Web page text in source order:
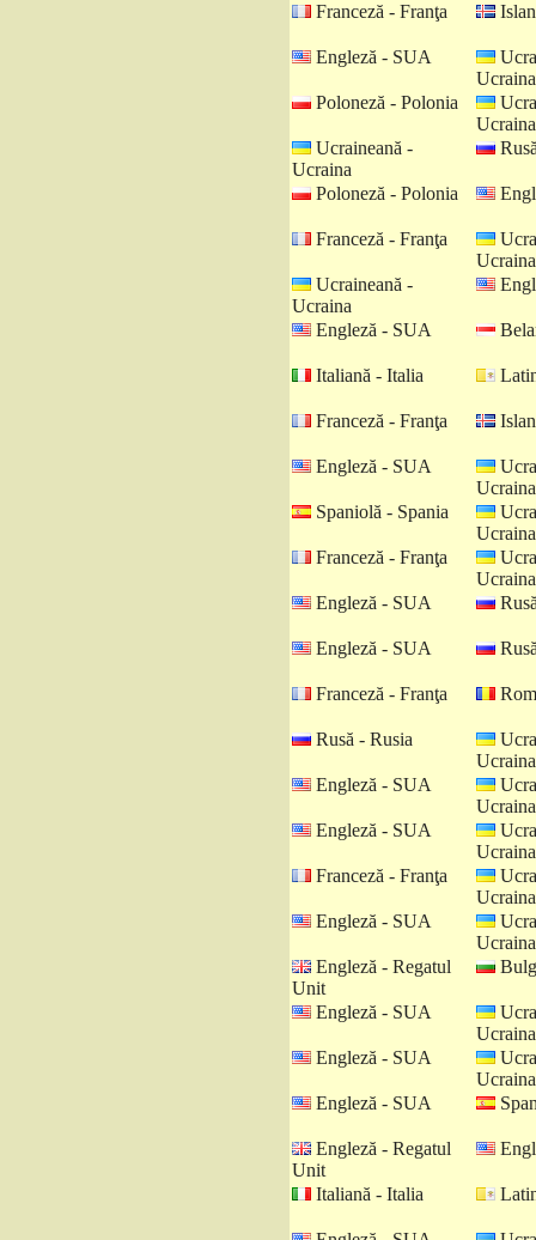
Franceză - Franţa
Engleză - SUA
Ucraina
Poloneză - Polonia
Ucraina
Ucraineană -
Ucraina
Poloneză - Polonia
Franceză - Franţa
Ucraina
Ucraineană -
Ucraina
Engleză - SUA
Italiană - Italia
Franceză - Franţa
Engleză - SUA
Ucraina
Spaniolă - Spania
Ucraina
Franceză - Franţa
Ucraina
Engleză - SUA
Engleză - SUA
Franceză - Franţa
Rusă - Rusia
Ucraina
Engleză - SUA
Ucraina
Engleză - SUA
Ucraina
Franceză - Franţa
Ucraina
Engleză - SUA
Ucraina
Engleză - Regatul
Unit
Engleză - SUA
Ucraina
Engleză - SUA
Ucraina
Engleză - SUA
Engleză - Regatul
Unit
Italiană - Italia